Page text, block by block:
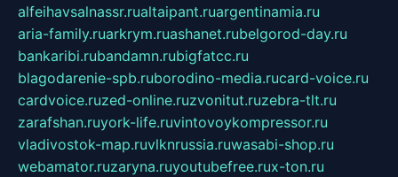
alfeihavsalnassr.rualtaipant.ruargentinamia.ru
aria-family.ruarkrym.ruashanet.rubelgorod-day.ru
bankaribi.rubandamn.rubigfatcc.ru
blagodarenie-spb.ruborodino-media.rucard-voice.ru
cardvoice.ruzed-online.ruzvonitut.ruzebra-tlt.ru
zarafshan.ruyork-life.ruvintovoykompressor.ru
vladivostok-map.ruvlknrussia.ruwasabi-shop.ru
webamator.ruzaryna.ruyoutubefree.rux-ton.ru